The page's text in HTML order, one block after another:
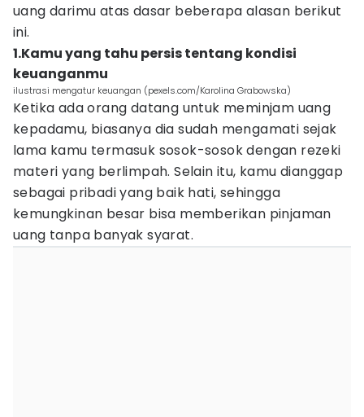
uang darimu atas dasar beberapa alasan berikut
ini.
1.Kamu yang tahu persis tentang kondisi
keuanganmu
ilustrasi mengatur keuangan (pexels.com/Karolina Grabowska)
Ketika ada orang datang untuk meminjam uang
kepadamu, biasanya dia sudah mengamati sejak
lama kamu termasuk sosok-sosok dengan rezeki
materi yang berlimpah. Selain itu, kamu dianggap
sebagai pribadi yang baik hati, sehingga
kemungkinan besar bisa memberikan pinjaman
uang tanpa banyak syarat.